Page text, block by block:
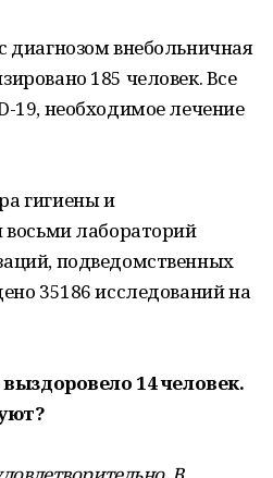
диагнозом внебольничная
185 человек. Все
19, необходимое лечение
гигиены и
лабораторий
подведомственных
35186 исследований на
14 человек.